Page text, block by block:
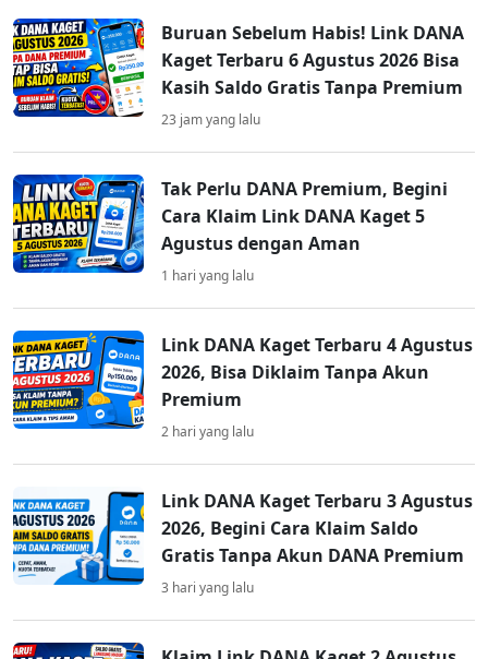
Buruan Sebelum Habis! Link DANA
Kaget Terbaru 6 Agustus 2026 Bisa
Kasih Saldo Gratis Tanpa Premium
23 jam yang lalu
Tak Perlu DANA Premium, Begini
Cara Klaim Link DANA Kaget 5
Agustus dengan Aman
1 hari yang lalu
Link DANA Kaget Terbaru 4 Agustus
2026, Bisa Diklaim Tanpa Akun
Premium
2 hari yang lalu
Link DANA Kaget Terbaru 3 Agustus
2026, Begini Cara Klaim Saldo
Gratis Tanpa Akun DANA Premium
3 hari yang lalu